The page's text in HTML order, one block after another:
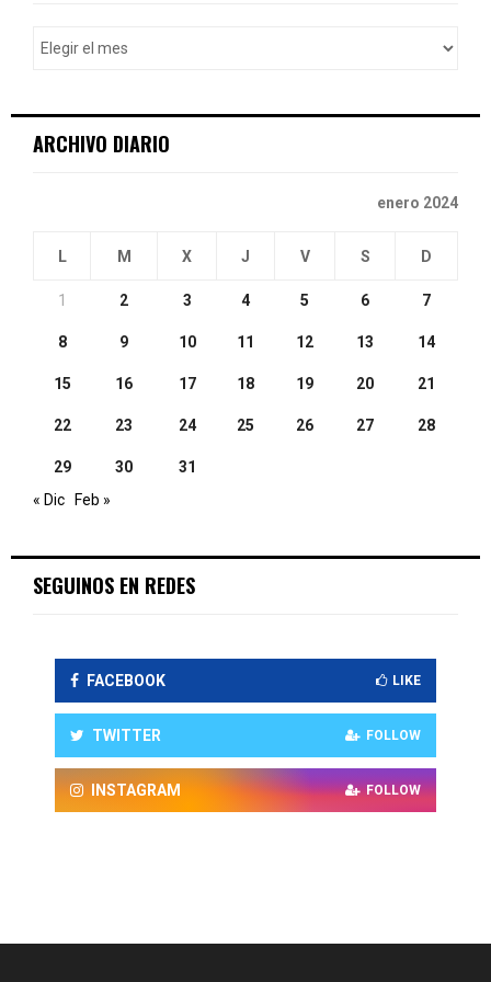
ARCHIVO DIARIO
enero 2024
L M X J V S D
1 2 3 4 5 6 7
8 9 10 11 12 13 14
15 16 17 18 19 20 21
22 23 24 25 26 27 28
29 30
31
« Dic
Feb »
SEGUINOS EN REDES
FACEBOOK LIKE
TWITTER FOLLOW
INSTAGRAM FOLLOW